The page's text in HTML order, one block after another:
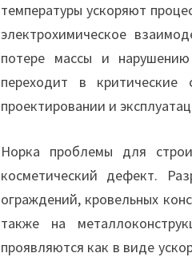
температуры ускоряют
электрохимическое
потере массы и
переходит в
проектировании и
Норка проблемы для
косметический дефект.
ограждений, кровельных
также на
проявляются как в виде